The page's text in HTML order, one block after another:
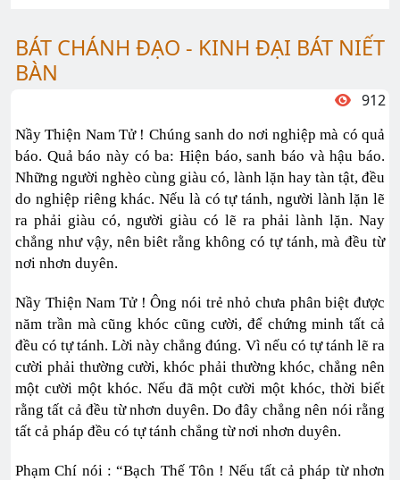
BÁT CHÁNH ĐẠO - KINH ĐẠI BÁT NIẾT
BÀN
912
Nầy Thiện Nam Tử ! Chúng sanh do nơi nghiệp mà có quả
báo. Quả báo này có ba: Hiện báo, sanh báo và hậu báo.
Những người nghèo cùng giàu có, lành lặn hay tàn tật, đều
do nghiệp riêng khác. Nếu là có tự tánh, người lành lặn lẽ
ra phải giàu có, người giàu có lẽ ra phải lành lặn. Nay
chẳng như vậy, nên biêt rằng không có tự tánh, mà đều từ
nơi nhơn duyên.
Nầy Thiện Nam Tử ! Ông nói trẻ nhỏ chưa phân biệt được
năm trần mà cũng khóc cũng cười, để chứng minh tất cả
đều có tự tánh. Lời này chẳng đúng. Vì nếu có tự tánh lẽ ra
cười phải thường cười, khóc phải thường khóc, chẳng nên
một cười một khóc. Nếu đã một cười một khóc, thời biết
rằng tất cả đều từ nhơn duyên. Do đây chẳng nên nói rằng
tất cả pháp đều có tự tánh chẳng từ nơi nhơn duyên.
Phạm Chí nói : “Bạch Thế Tôn ! Nếu tất cả pháp từ nhơn